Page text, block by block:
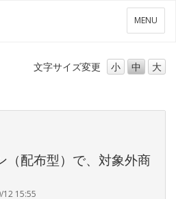
メ
ニ
ー
MENU
文字サイズ変更 小 中 大
配布型）で、対象外商
15:55